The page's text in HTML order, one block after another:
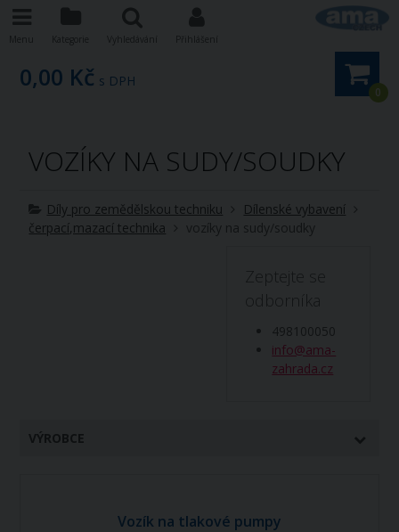
0
0,00 Kč s DPH
VOZÍKY NA SUDY/SOUDKY
Díly pro zemědělskou techniku
Dílenské vybavení
čerpací,mazací technika
vozíky na sudy/soudky
Zeptejte se
odborníka
498100050
info@ama-
zahrada.cz
VÝROBCE
Vozík na tlakové pumpy
Menu Kategorie Vyhledávání Přihlášení